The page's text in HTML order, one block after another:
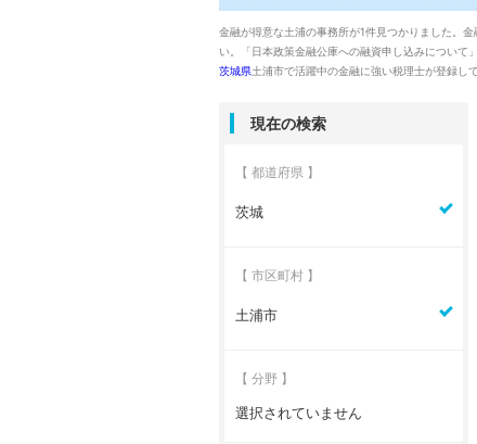
金融が得意な土浦の事務所が1件見つかりました。
い。「日本政策金融公庫への融資申し込みについて
茨城県土浦市で活躍中の金融に強い税理士が登録し
現在の検索
【 都道府県 】
茨城
【 市区町村 】
土浦市
【 分野 】
選択されていません